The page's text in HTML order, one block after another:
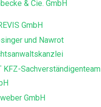
& Cie. GmbH
GmbH
und Nawrot
KFZ-Sachverständigenteam
GmbH